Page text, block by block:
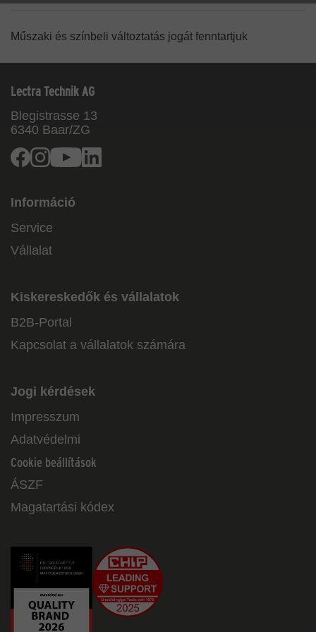
Műszaki és színbeli változtatás jogát fenntartjuk
Lectra Technik AG
Blegistrasse 13
6340 Baar/ZG
Facebook
InstagramYoutube
Információ
Service
Vállalat
Kiskereskedők és vállalatok
B2B-Portal
Kapcsolat a vállalatok számára
Jogi kérdések
Impresszum
Adatvédelmi
Cookie beállítások
ÁSZF
Magatartási kódex